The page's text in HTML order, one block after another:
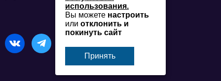
использования.
Вы можете настроить
или отклонить и
покинуть сайт
Принять